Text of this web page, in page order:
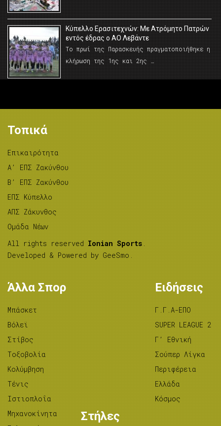
Κύπελλο Ερασιτεχνών: Με Ατρόμητο Πατρών
εντός έδρας ο ΑΟ Λεβάντε
Το πρωί της Παρασκευής πραγματοποιήθηκε η
κλήρωση της 1ης και 2ης …
Τοπικά
Επικαιρότητα
A’ ΕΠΣ Ζακύνθου
B’ ΕΠΣ Ζακύνθου
ΕΠΣ Κύπελλο
ΑΠΣ Ζάκυνθος
Ομάδα Νέων
All rights reserved Ionian Sports .
Developed & Powered by GeeSmo .
Άλλα Σπορ
Μπάσκετ
Βόλεϊ
Στίβος
Tοξοβολία
Κολύμβηση
Τένις
Ιστιοπλοΐα
Μηχανοκίνητα
Ειδήσεις
Γ.Γ.Α-ΕΠΟ
SUPER LEAGUE 2
Γ’ Εθνική
Σούπερ Λίγκα
Περιφέρεια
Ελλάδα
Κόσμος
Στήλες